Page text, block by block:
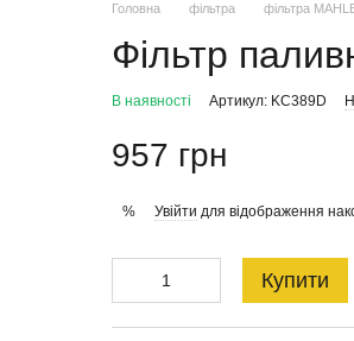
Головна фільтра фільтра
Фільтр
В наявності Артикул: KC389D
957 грн
% Увійти для відображення
Купити